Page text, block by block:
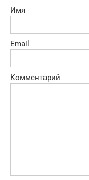
Имя
Email
Комментарий